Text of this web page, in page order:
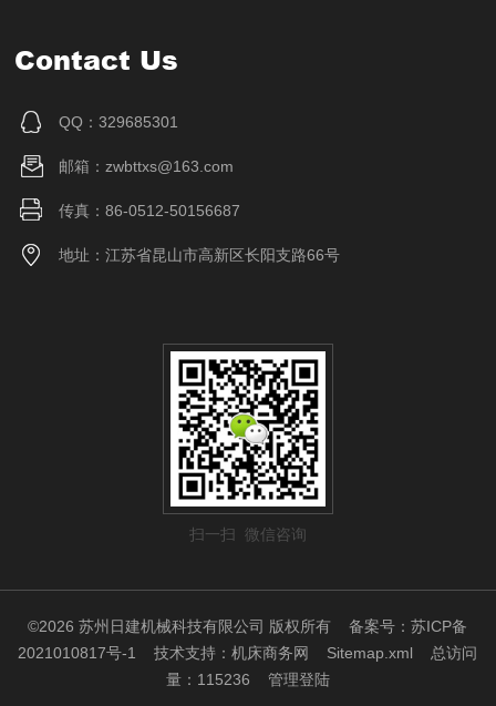
Contact Us
QQ：329685301
邮箱：zwbttxs@163.com
传真：86-0512-50156687
地址：江苏省昆山市高新区长阳支路66号
扫一扫 微信咨询
©2026 苏州日建机械科技有限公司 版权所有备案号：苏ICP备
2021010817号-1
技术支持：机床商务网 Sitemap.xml 总访问
量：115236 管理登陆